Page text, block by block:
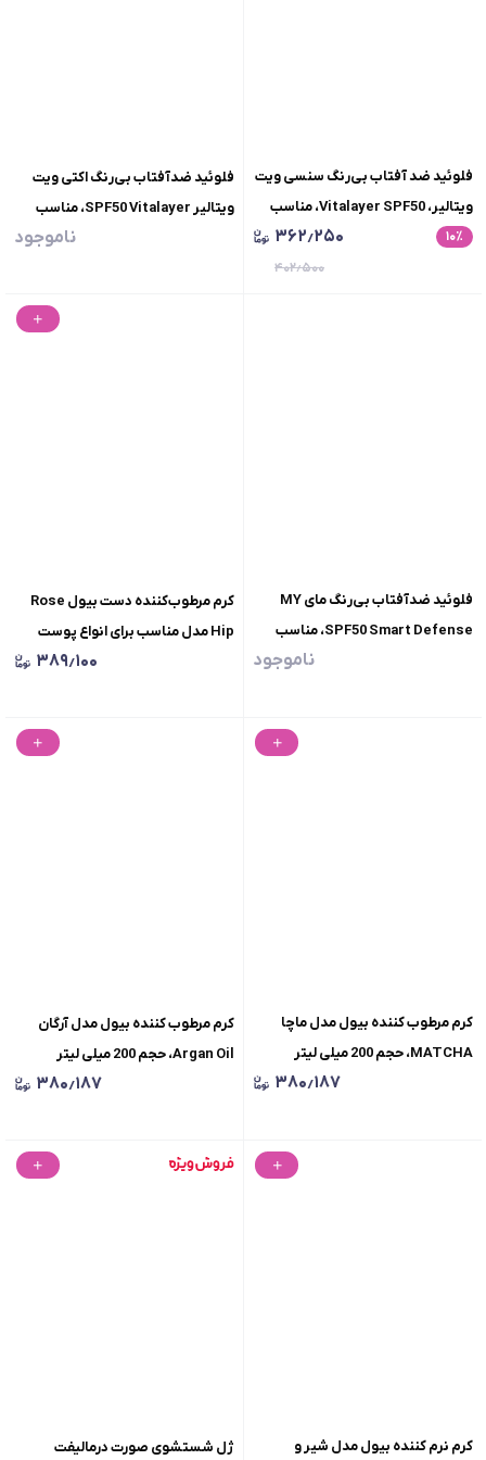
فلوئید ضد آفتاب بی‌رنگ سنسی ویت
ویتالیر، Vitalayer SPF50، مناسب
پوست های حساس، حجم 50
۱۰٪ ۳۶۲٫۲۵۰
۴۰۲٫۵۰۰
فلوئید ضدآفتاب بی‌رنگ اکتی ویت
ویتالیر SPF50 Vitalayer، مناسب
پوست‌های مختلط و چرب، حجم 50
ناموجود
فلوئید ضدآفتاب بی‌رنگ مای MY
SPF50 Smart Defense، مناسب
ناموجود
کرم مرطوب‌کننده دست بیول Rose
Hip مدل مناسب برای انواع پوست
۳۸۹٫۱۰۰
کرم مرطوب کننده بیول مدل ماچا
MATCHA، حجم 200 میلی لیتر
۳۸۰٫۱۸۷
کرم مرطوب کننده بیول مدل آرگان
Argan Oil، حجم 200 میلی لیتر
۳۸۰٫۱۸۷
کرم نرم کننده بیول مدل شیر و
ژل شستشوی صورت درمالیفت